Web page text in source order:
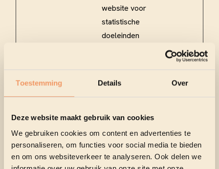
Toestemming Details Over
Deze website maakt gebruik van cookies
We gebruiken cookies om content en advertenties te
personaliseren, om functies voor social media te bieden
en om ons websiteverkeer te analyseren. Ook delen we
website voor
statistische
doeleinden
hubspotut
HubSpot
Stelt een unieke ID
Hierdoor kan de
website voor
statistische
doeleinden
180